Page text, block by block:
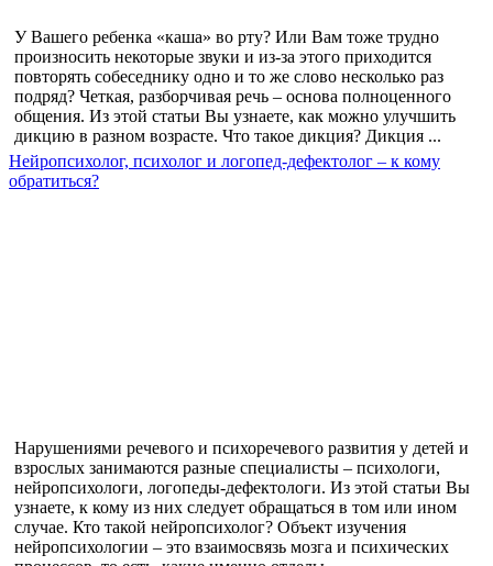
У Вашего ребенка «каша» во рту? Или Вам тоже трудно
произносить некоторые звуки и из-за этого приходится
повторять собеседнику одно и то же слово несколько раз
подряд? Четкая, разборчивая речь – основа полноценного
общения. Из этой статьи Вы узнаете, как можно улучшить
дикцию в разном возрасте. Что такое дикция? Дикция ...
Нейропсихолог, психолог и логопед-дефектолог – к кому
обратиться?
Нарушениями речевого и психоречевого развития у детей и
взрослых занимаются разные специалисты – психологи,
нейропсихологи, логопеды-дефектологи. Из этой статьи Вы
узнаете, к кому из них следует обращаться в том или ином
случае. Кто такой нейропсихолог? Объект изучения
нейропсихологии – это взаимосвязь мозга и психических